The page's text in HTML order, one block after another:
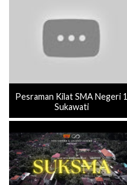
Pesraman Kilat SMA Negeri 1
Sukawati